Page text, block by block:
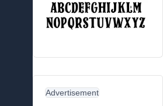
Advertisement